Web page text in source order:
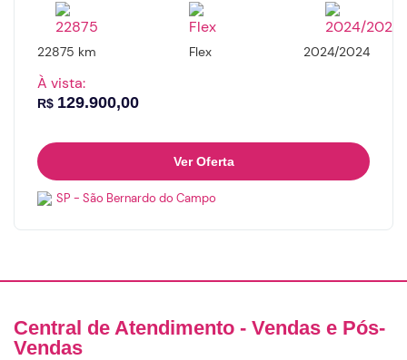
22875 km Flex 2024/2024
À vista:
R$ 129.900,00
Ver Oferta
SP - São Bernardo do Campo
Central de Atendimento - Vendas e Pós-
Vendas